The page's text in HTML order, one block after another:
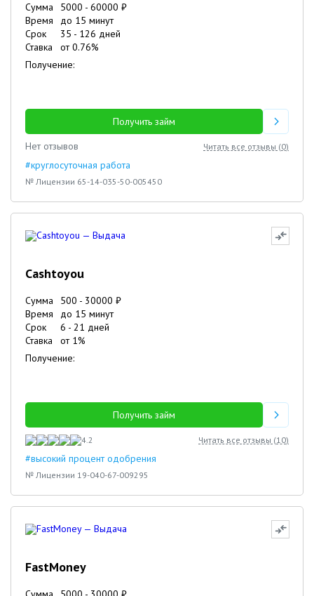
Сумма 5000 - 60000 ₽
Время
до 15 минут
Срок
35 - 126 дней
Ставка
от0.76%
Получение:
Получить займ
Нет отзывов
Читать все отзывы (0)
#круглосуточная работа
№ Лицензии 65-14-035-50-005450
Cashtoyou
Сумма 500 - 30000 ₽
Время
до 15 минут
Срок
6 - 21 дней
Ставка
от 1%
Получение:
Получить займ
4.2 Читать все отзывы (10)
#высокий процент одобрения
№ Лицензии 19-040-67-009295
FastMoney